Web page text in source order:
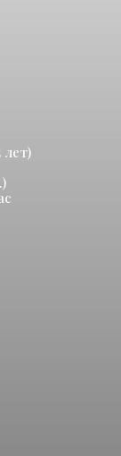
лет)